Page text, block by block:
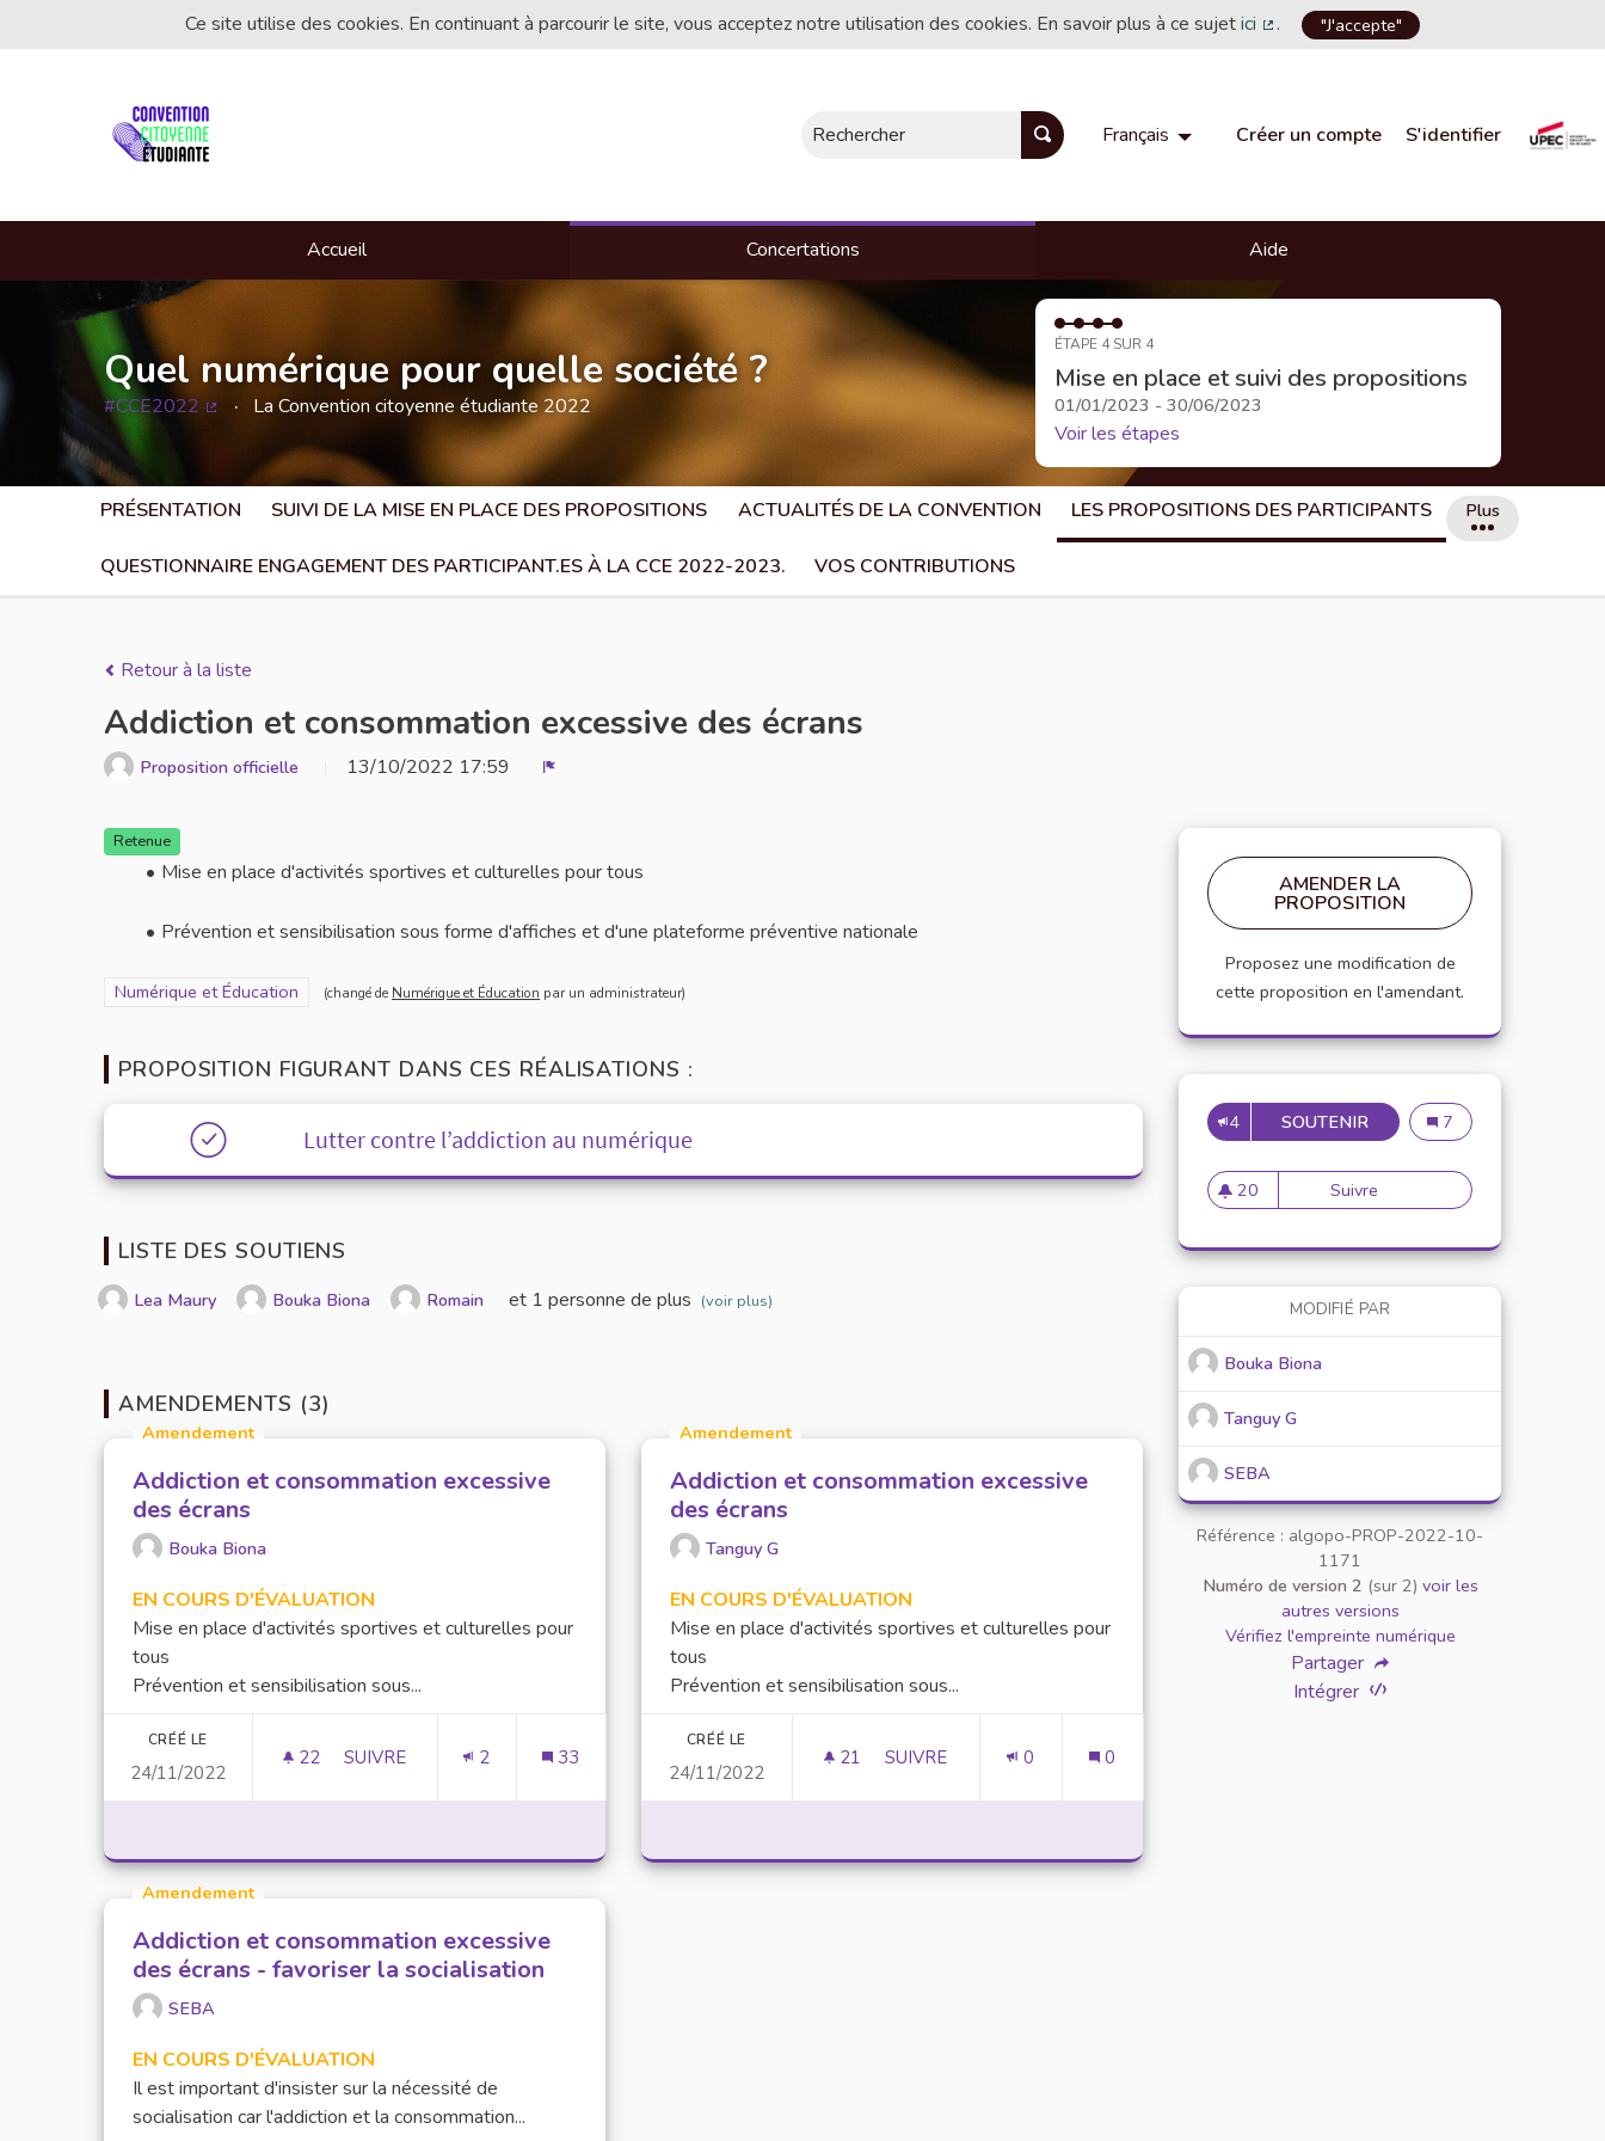
Ce site utilise des cookies. En continuant à parcourir le site, vous acceptez notre utilisation des cookies. En savoir plus à ce sujetici
(Lien externe)
. "J'accepte"
Rechercher Français Choisir la langueChoose language
Créer un compte S'identifier
Accueil Concertations Aide
Quel numérique pour quelle société ?
#CCE2022 La Convention citoyenne étudiante 2022
ÉTAPE 4 SUR 4
Mise en place et suivi des propositions
01/01/2023 - 30/06/2023
Voir les étapes
PRÉSENTATION SUIVI DE LA MISE EN PLACE DES PROPOSITIONS ACTUALITÉS DE LA CONVENTION LES PROPOSITIONS DES PARTICIPANTS
QUESTIONNAIRE ENGAGEMENT DES PARTICIPANT.ES À LA CCE 2022-2023. VOS CONTRIBUTIONS
Plus
Retour à la liste
Addiction et consommation excessive des écrans
Proposition officielle 13/10/2022 17:59
Retenue
Mise en place d'activités sportives et culturelles pour tous
Prévention et sensibilisation sous forme d'affiches et d'une plateforme préventive nationale
Filtrer les résultats pour le secteur : Numérique et Éducation
Numérique et Éducation (changé de Numérique et Éducation par un administrateur)
PROPOSITION FIGURANT DANS CES RÉALISATIONS :
Lutter contre l’addiction au numérique
LISTE DES SOUTIENS
Lea Maury Bouka Biona Romain et 1 personne de plus (voir plus)
AMENDEMENTS (3)
Amendement
Addiction et consommation excessive
des écrans
Bouka Biona
EN COURS D'ÉVALUATION
Mise en place d'activités sportives et culturelles pour
tous
Prévention et sensibilisation sous...
CRÉÉ LE
24/11/2022
22 22 ABONNÉS
SUIVRE
ADDICTION ET CONSOMMATION EXCESSIVE DES ÉCRANS
2 33
Amendement
Addiction et consommation excessive
des écrans
Tanguy G
EN COURS D'ÉVALUATION
Mise en place d'activités sportives et culturelles pour
tous
Prévention et sensibilisation sous...
CRÉÉ LE
24/11/2022
21 21 ABONNÉS
SUIVRE 0 0
Amendement
Addiction et consommation excessive
des écrans - favoriser la socialisation
SEBA
EN COURS D'ÉVALUATION
Il est important d'insister sur la nécessité de
socialisation car l'addiction et la consommation...
AMENDER LA
PROPOSITION
Proposez une modification de
cette proposition en l'amendant.
4 SOUTENIR ADDICTION ET
Addiction et
7
20
20 abonnés
Suivre Addiction et consommation
MODIFIÉ PAR
Bouka Biona
Tanguy G
SEBA
Référence : algopo-PROP-2022-10-
1171
Numéro de version 2 (sur 2) voir les
autres versions
Vérifiez l'empreinte numérique
Partager
Intégrer